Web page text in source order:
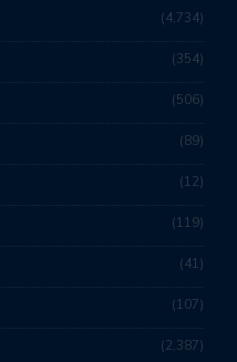
4,734
354
506
89
12
119
41
107
2,387